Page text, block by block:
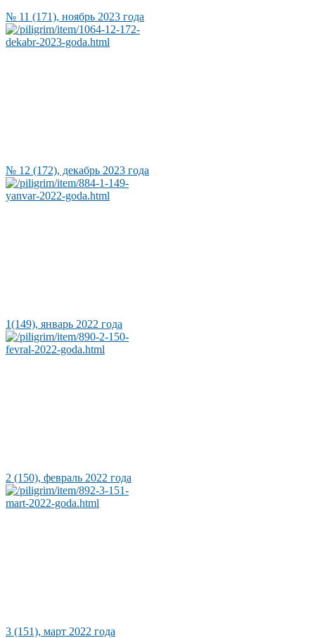
№ 11 (171), ноябрь 2023 года
№ 12 (172), декабрь 2023 года
1(149), январь 2022 года
2 (150), февраль 2022 года
3 (151), март 2022 года